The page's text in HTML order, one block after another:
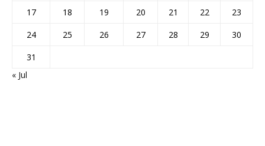
17
18 19 20 21 22
23
24
25 26 27 28 29
30
31
« Jul